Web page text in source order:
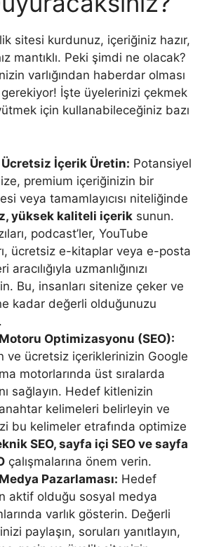
sitesi kurdunuz, içeriğiniz hazır,
mantıklı. Peki şimdi ne olacak?
varlığından haberdar olması
gerekiyor! İşte üyelerinizi çekmek
için kullanabileceğiniz bazı
İçerik Üretin: Potansiyel
premium içeriğinizin bir
veya tamamlayıcısı niteliğinde
yüksek kaliteli içerik sunun.
podcast’ler, YouTube
ücretsiz e-kitaplar veya e-posta
aracılığıyla uzmanlığınızı
Bu, insanları sitenize çeker ve
kadar değerli olduğunuzu
Optimizasyonu (SEO):
ve ücretsiz içeriklerinizin Google
motorlarında üst sıralarda
sağlayın. Hedef kitlenizin
anahtar kelimeleri belirleyin ve
bu kelimeler etrafında optimize
SEO, sayfa içi SEO ve sayfa
çalışmalarına önem verin.
Pazarlaması: Hedef
aktif olduğu sosyal medya
varlık gösterin. Değerli
paylaşın, soruları yanıtlayın,